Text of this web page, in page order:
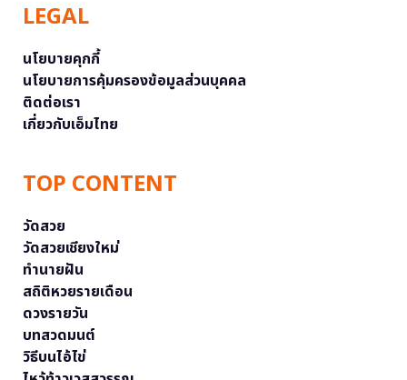
LEGAL
นโยบายคุกกี้
นโยบายการคุ้มครองข้อมูลส่วนบุคคล
ติดต่อเรา
เกี่ยวกับเอ็มไทย
TOP CONTENT
วัดสวย
วัดสวยเชียงใหม่
ทำนายฝัน
สถิติหวยรายเดือน
ดวงรายวัน
บทสวดมนต์
วิธีบนไอ้ไข่